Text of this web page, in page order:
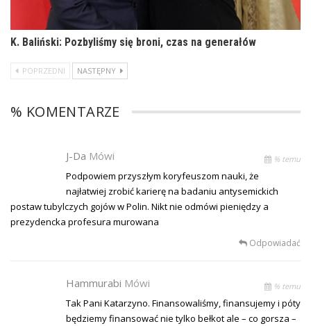
K. Baliński: Pozbyliśmy się broni, czas na generałów
POPRZEDNI NASTĘPNY
% KOMENTARZE
J-Da Mówi % temu
Podpowiem przyszłym koryfeuszom nauki, że
najłatwiej zrobić karierę na badaniu antysemickich
postaw tubylczych gojów w Polin. Nikt nie odmówi pieniędzy a
prezydencka profesura murowana
Odpowiadać
Hammurabi Mówi % temu
Tak Pani Katarzyno. Finansowaliśmy, finansujemy i póty
będziemy finansować nie tylko bełkot ale – co gorsza –